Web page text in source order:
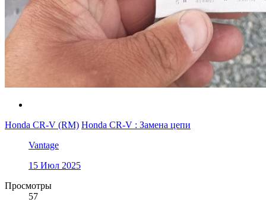
Honda CR-V (RM) Honda CR-V : Замена цепи
Vantage
15 Июл 2025
Просмотры
57